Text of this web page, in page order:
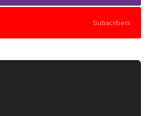
Subscribers